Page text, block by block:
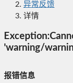
异常反馈
详情
'warning/
报错信息